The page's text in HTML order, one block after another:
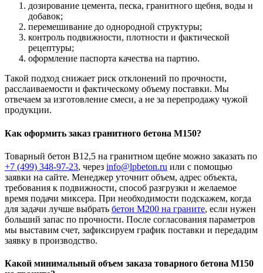
дозирование цемента, песка, гранитного щебня, воды и
добавок;
перемешивание до однородной структуры;
контроль подвижности, плотности и фактической
рецептуры;
оформление паспорта качества на партию.
Такой подход снижает риск отклонений по прочности,
расслаиваемости и фактическому объему поставки. Мы
отвечаем за изготовление смеси, а не за перепродажу чужой
продукции.
Как оформить заказ гранитного бетона М150?
Товарный бетон В12,5 на гранитном щебне можно заказать по
+7 (499) 348-97-23, через info@lpbeton.ru или с помощью
заявки на сайте. Менеджер уточнит объем, адрес объекта,
требования к подвижности, способ разгрузки и желаемое
время подачи миксера. При необходимости подскажем, когда
для задачи лучше выбрать бетон М200 на граните, если нужен
больший запас по прочности. После согласования параметров
мы выставим счет, зафиксируем график поставки и передадим
заявку в производство.
Какой минимальный объем заказа товарного бетона М150